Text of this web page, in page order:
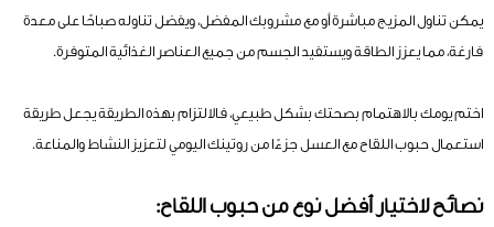
يمكن تناول المزيج مباشرة أو مع مشروبك المفضل، ويفضل تناوله صباحًا على معدة
فارغة، مما يعزز الطاقة ويستفيد الجسم من جميع العناصر الغذائية المتوفرة.
اختم يومك بالاهتمام بصحتك بشكل طبيعي، فالالتزام بهذه الطريقة يجعل طريقة
استعمال حبوب اللقاح مع العسل جزءًا من روتينك اليومي لتعزيز النشاط والمناعة.
نصائح لاختيار أفضل نوع من حبوب اللقاح: